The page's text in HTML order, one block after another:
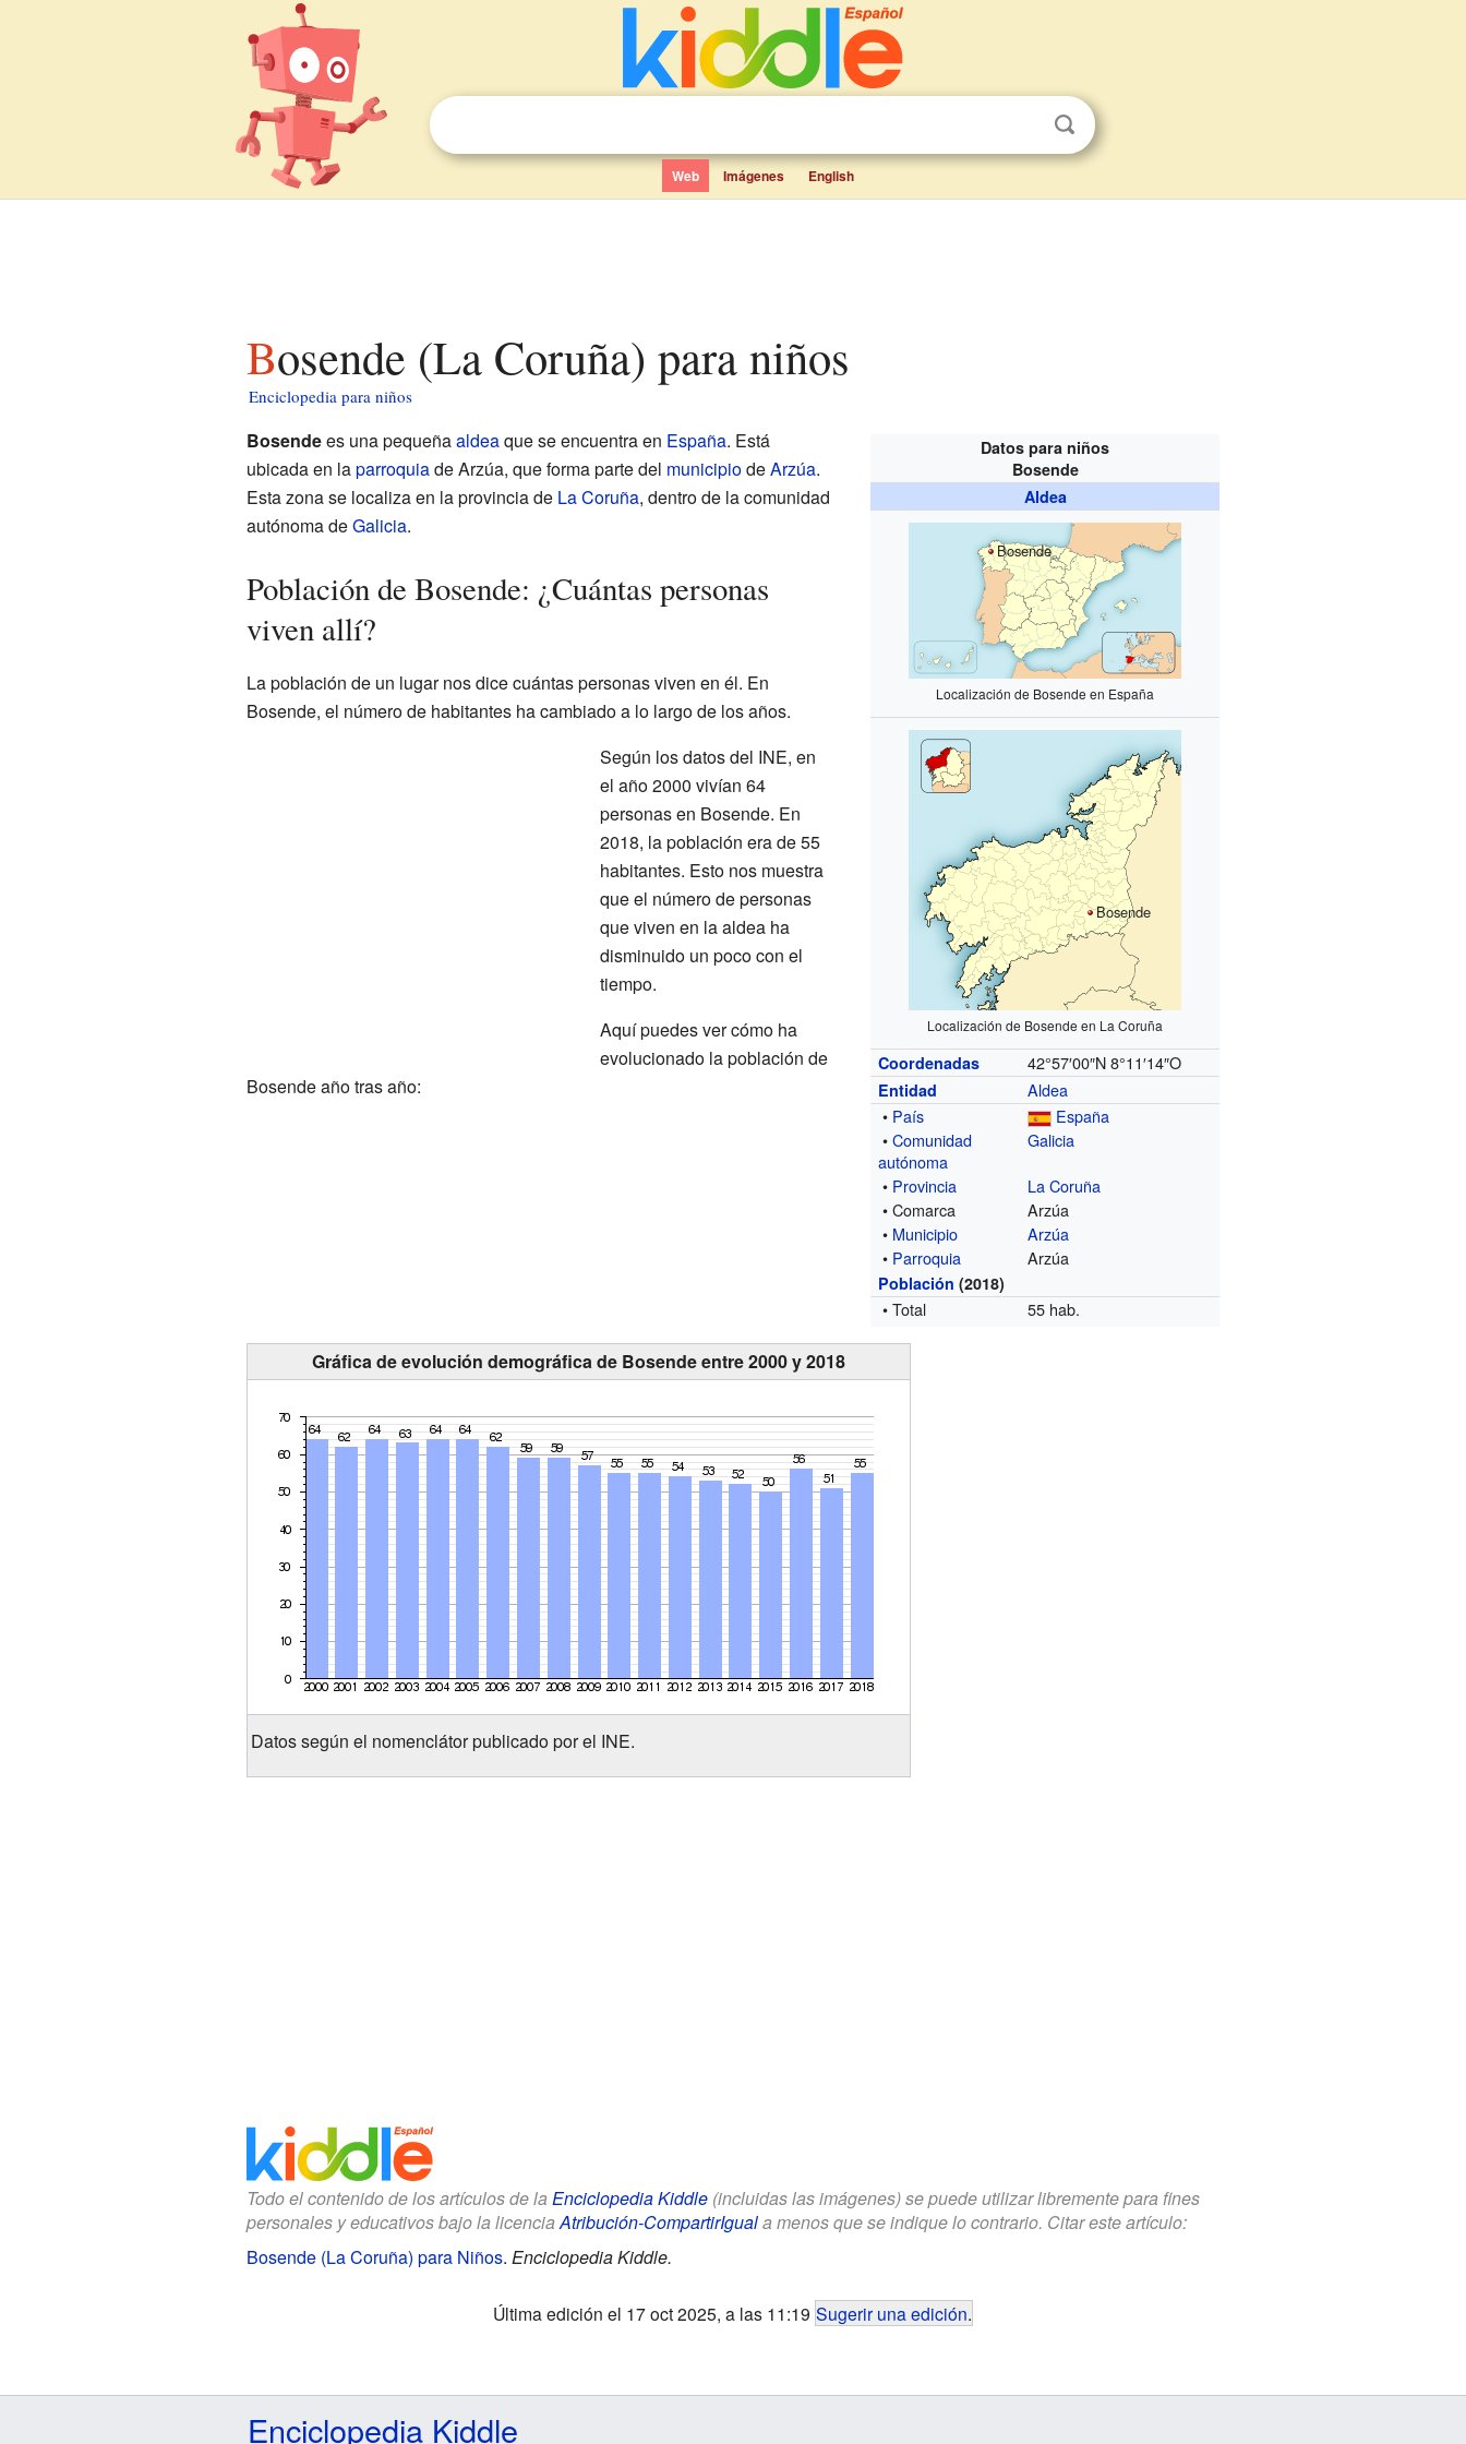
Web Imágenes English
Bosende (La Coruña) para niños
Enciclopedia para niños
Datos para niños
Bosende
Aldea
Bosende
Localización de Bosende en España
Bosende
Localización de Bosende en La Coruña
Coordenadas 42°57′00″N 8°11′14″O
Entidad
Aldea
• País
España
•Comunidad
autónoma
Galicia
• Provincia
La Coruña
• Comarca
Arzúa
• Municipio
Arzúa
• Parroquia Arzúa
Población (2018)
• Total 55 hab.
Bosendees una pequeñaaldeaque se encuentra en España. Está
ubicada en laparroquiade Arzúa, que forma parte del municipiodeArzúa.
Esta zona se localiza en la provincia de La Coruña, dentro de la comunidad
autónoma deGalicia.
Población de Bosende: ¿Cuántas personas
viven allí?
La población de un lugar nos dice cuántas personas viven en él. En
Bosende, el número de habitantes ha cambiado a lo largo de los años.
Según los datos del INE, en
el año 2000 vivían 64
personas en Bosende. En
2018, la población era de 55
habitantes. Esto nos muestra
que el número de personas
que viven en la aldea ha
disminuido un poco con el
tiempo.
Aquí puedes ver cómo ha
evolucionado la población de
Bosende año tras año:
Gráfica de evolución demográfica de Bosende entre 2000 y 2018
Datos según el nomenclátor publicado por el INE.
Todo el contenido de los artículos de la Enciclopedia Kiddle(incluidas las imágenes) se puede utilizar libremente para fines
personales y educativos bajo la licenciaAtribución-CompartirIguala menos que se indique lo contrario. Citar este artículo:
Bosende (La Coruña) para Niños. Enciclopedia Kiddle.
Última edición el 17 oct 2025, a las 11:19 Sugerir una edición.
Enciclopedia Kiddle